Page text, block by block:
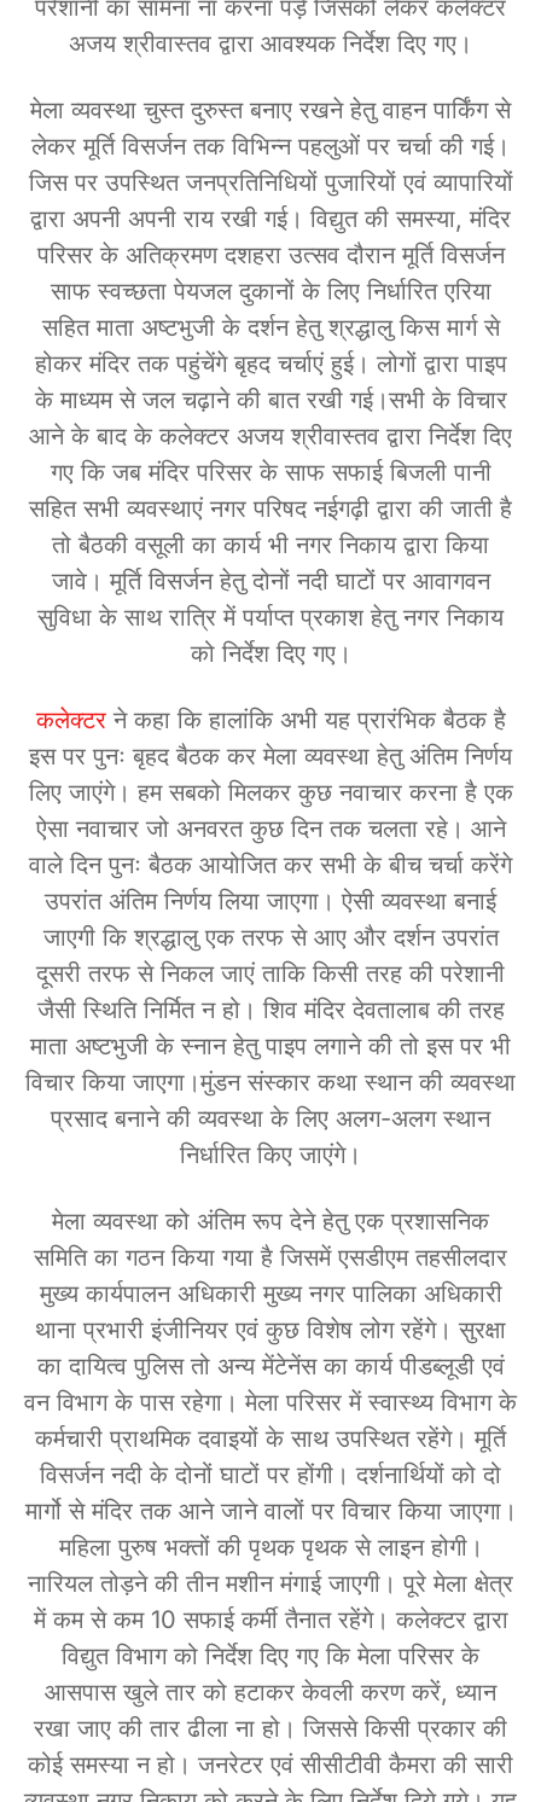
परेशानी का सामना ना करना पड़े जिसको लेकर कलेक्टर
अजय श्रीवास्तव द्वारा आवश्यक निर्देश दिए गए।
मेला व्यवस्था चुस्त दुरुस्त बनाए रखने हेतु वाहन पार्किंग से
लेकर मूर्ति विसर्जन तक विभिन्न पहलुओं पर चर्चा की गई।
जिस पर उपस्थित जनप्रतिनिधियों पुजारियों एवं व्यापारियों
द्वारा अपनी अपनी राय रखी गई। विद्युत की समस्या, मंदिर
परिसर के अतिक्रमण दशहरा उत्सव दौरान मूर्ति विसर्जन
साफ स्वच्छता पेयजल दुकानों के लिए निर्धारित एरिया
सहित माता अष्टभुजी के दर्शन हेतु श्रद्धालु किस मार्ग से
होकर मंदिर तक पहुंचेंगे बृहद चर्चाएं हुई। लोगों द्वारा पाइप
के माध्यम से जल चढ़ाने की बात रखी गई।सभी के विचार
आने के बाद के कलेक्टर अजय श्रीवास्तव द्वारा निर्देश दिए
गए कि जब मंदिर परिसर के साफ सफाई बिजली पानी
सहित सभी व्यवस्थाएं नगर परिषद नईगढ़ी द्वारा की जाती है
तो बैठकी वसूली का कार्य भी नगर निकाय द्वारा किया
जावे। मूर्ति विसर्जन हेतु दोनों नदी घाटों पर आवागवन
सुविधा के साथ रात्रि में पर्याप्त प्रकाश हेतु नगर निकाय
को निर्देश दिए गए।
कलेक्टरने कहा कि हालांकि अभी यह प्रारंभिक बैठक है
इस पर पुनः बृहद बैठक कर मेला व्यवस्था हेतु अंतिम निर्णय
लिए जाएंगे। हम सबको मिलकर कुछ नवाचार करना है एक
ऐसा नवाचार जो अनवरत कुछ दिन तक चलता रहे। आने
वाले दिन पुनः बैठक आयोजित कर सभी के बीच चर्चा करेंगे
उपरांत अंतिम निर्णय लिया जाएगा। ऐसी व्यवस्था बनाई
जाएगी कि श्रद्धालु एक तरफ से आए और दर्शन उपरांत
दूसरी तरफ से निकल जाएं ताकि किसी तरह की परेशानी
जैसी स्थिति निर्मित न हो। शिव मंदिर देवतालाब की तरह
माता अष्टभुजी के स्नान हेतु पाइप लगाने की तो इस पर भी
विचार किया जाएगा।मुंडन संस्कार कथा स्थान की व्यवस्था
प्रसाद बनाने की व्यवस्था के लिए अलग-अलग स्थान
निर्धारित किए जाएंगे।
मेला व्यवस्था को अंतिम रूप देने हेतु एक प्रशासनिक
समिति का गठन किया गया है जिसमें एसडीएम तहसीलदार
मुख्य कार्यपालन अधिकारी मुख्य नगर पालिका अधिकारी
थाना प्रभारी इंजीनियर एवं कुछ विशेष लोग रहेंगे। सुरक्षा
का दायित्व पुलिस तो अन्य मेंटेनेंस का कार्य पीडब्लूडी एवं
वन विभाग के पास रहेगा। मेला परिसर में स्वास्थ्य विभाग के
कर्मचारी प्राथमिक दवाइयों के साथ उपस्थित रहेंगे। मूर्ति
विसर्जन नदी के दोनों घाटों पर होंगी। दर्शनार्थियों को दो
मार्गो से मंदिर तक आने जाने वालों पर विचार किया जाएगा।
महिला पुरुष भक्तों की पृथक पृथक से लाइन होगी।
नारियल तोड़ने की तीन मशीन मंगाई जाएगी। पूरे मेला क्षेत्र
में कम से कम 10 सफाई कर्मी तैनात रहेंगे। कलेक्टर द्वारा
विद्युत विभाग को निर्देश दिए गए कि मेला परिसर के
आसपास खुले तार को हटाकर केवली करण करें, ध्यान
रखा जाए की तार ढीला ना हो। जिससे किसी प्रकार की
कोई समस्या न हो। जनरेटर एवं सीसीटीवी कैमरा की सारी